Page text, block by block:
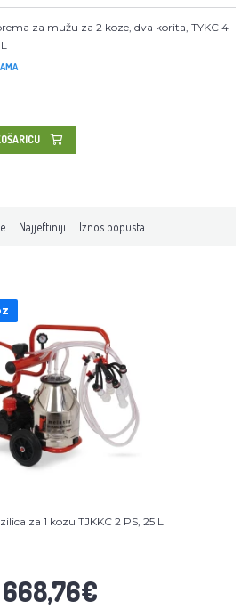
za mužu za 2 koze, dva korita, TYKC 4-
Najjeftiniji Iznos popusta
za 1 kozu TJKKC 2 PS, 25 L
668,76€